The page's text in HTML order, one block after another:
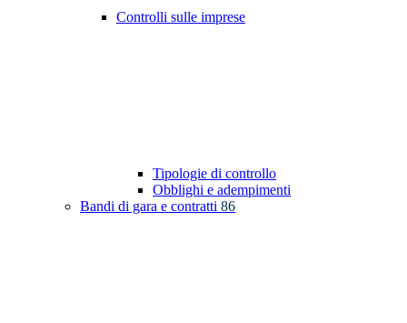
Controlli sulle imprese
Tipologie di controllo
Obblighi e adempimenti
Bandi di gara e contratti 86